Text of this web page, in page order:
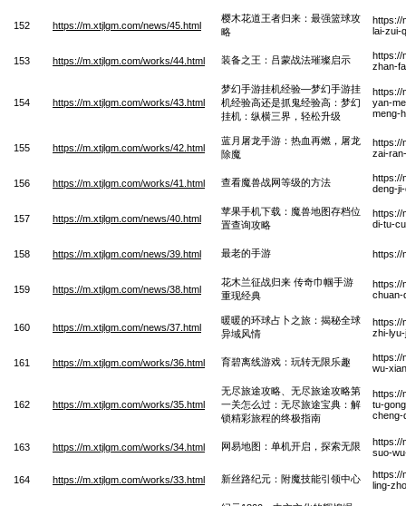
152 https://m.xtjlgm.com/news/45.html
樱木花道王者归来：最强篮球攻
略
https://
lai-zui-
153 https://m.xtjlgm.com/works/44.html 装备之王：吕蒙战法璀璨启示
https://
zhan-
154 https://m.xtjlgm.com/works/43.html
梦幻手游挂机经验—梦幻手游挂
机经验高还是抓鬼经验高：梦幻
挂机：纵横三界，轻松升级
https://
yan-
meng-
155 https://m.xtjlgm.com/works/42.html
蓝月屠龙手游：热血再燃，屠龙
除魔
https://
zai-
156 https://m.xtjlgm.com/works/41.html 查看魔兽战网等级的方法
https://
deng-
157 https://m.xtjlgm.com/news/40.html
苹果手机下载：魔兽地图存档位
置查询攻略
https://
di-tu-
158 https://m.xtjlgm.com/news/39.html 最老的手游 https://
159 https://m.xtjlgm.com/news/38.html
花木兰征战归来 传奇巾帼手游
重现经典
https://
chuan-
160 https://m.xtjlgm.com/news/37.html
暖暖的环球占卜之旅：揭秘全球
异域风情
https://
zhi-
161 https://m.xtjlgm.com/works/36.html 育碧离线游戏：玩转无限乐趣
https://
wu-
162 https://m.xtjlgm.com/works/35.html
无尽旅途攻略、无尽旅途攻略第
一关怎么过：无尽旅途宝典：解
锁精彩旅程的终极指南
https://
tu-
cheng-
163 https://m.xtjlgm.com/works/34.html 网易地图：单机开启，探索无限
https://
suo-
164 https://m.xtjlgm.com/works/33.html 新丝路纪元：附魔技能引领中心
https://
ling-